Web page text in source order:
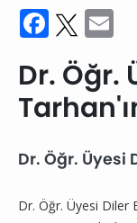
Facebook
Twitter
Dr. Öğr.
Dr. Öğr. Üyesi
Dr. Öğr. Üyesi Diler